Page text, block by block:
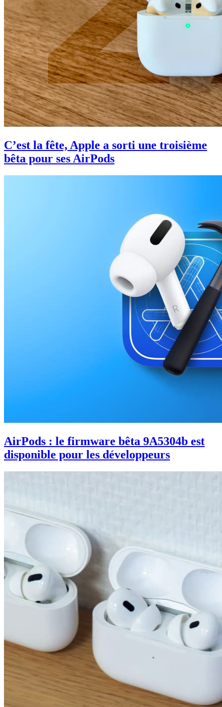
C’est la fête, Apple a sorti une troisième
bêta pour ses AirPods
AirPods : le firmware bêta 9A5304b est
disponible pour les développeurs